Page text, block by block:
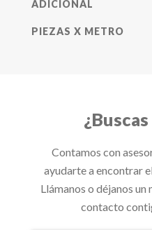
ADICIONAL
PIEZAS X METRO
Contamos con
ayudarte a encontrar
Llámanos o déjanos un
contacto